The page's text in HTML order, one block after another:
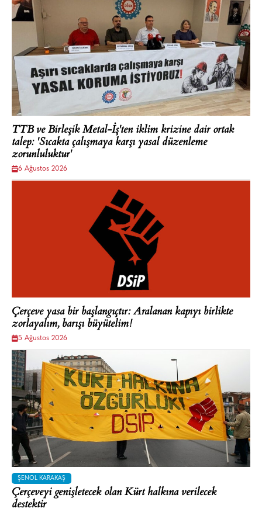
TTB ve Birleşik Metal-İş'ten iklim krizine dair ortak
talep: 'Sıcakta çalışmaya karşı yasal düzenleme
zorunluluktur'
6 Ağustos 2026
Çerçeve yasa bir başlangıçtır: Aralanan kapıyı birlikte
zorlayalım, barışı büyütelim!
5 Ağustos 2026
ŞENOL KARAKAŞ
Çerçeveyi genişletecek olan Kürt halkına verilecek
destektir